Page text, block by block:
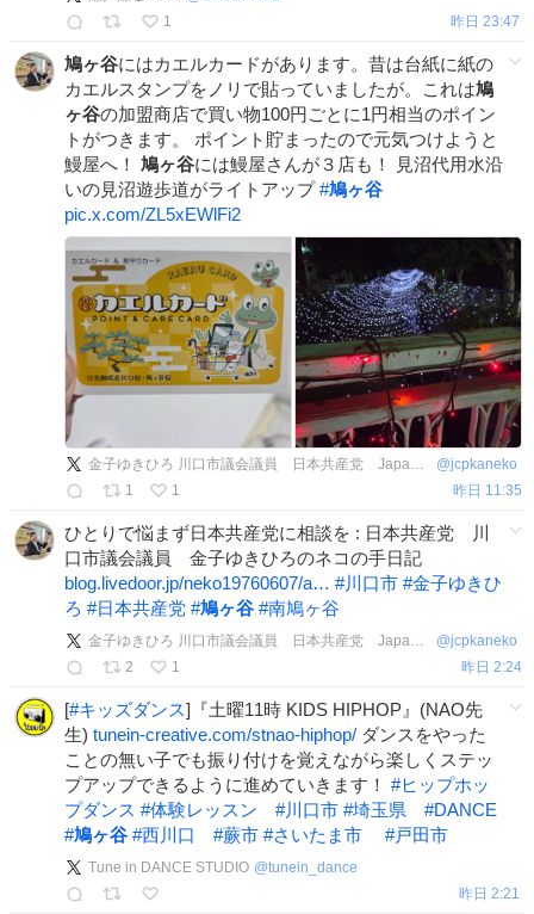
1
昨日 23:47
鳩ヶ谷にはカエルカードがあります。昔は台紙に紙の
カエルスタンプをノリで貼っていましたが。これは鳩
ヶ谷の加盟商店で買い物100円ごとに1円相当のポイン
トがつきます。 ポイント貯まったので元気つけようと
鰻屋へ！ 鳩ヶ谷には鰻屋さんが３店も！ 見沼代用水沿
いの見沼遊歩道がライトアップ#鳩ヶ谷
pic.x.com/ZL5xEWlFi2
金子ゆきひろ 川口市議会議員 日本共産党 Japanese Communist Party @jcpkaneko
1
1 昨日 11:35
ひとりで悩まず日本共産党に相談を : 日本共産党 川
口市議会議員 金子ゆきひろのネコの手日記
blog.livedoor.jp/neko19760607/a… #川口市 #金子ゆきひ
ろ #日本共産党 #鳩ヶ谷 #南鳩ヶ谷
金子ゆきひろ 川口市議会議員 日本共産党 Japanese Communist Party @jcpkaneko
2
1 昨日 2:24
[#キッズダンス]『土曜11時 KIDS HIPHOP』(NAO先
生) tunein-creative.com/stnao-hiphop/ ダンスをやった
ことの無い子でも振り付けを覚えながら楽しくステッ
プアップできるように進めていきます！ #ヒップホッ
プダンス #体験レッスン #川口市 #埼玉県 #DANCE
#鳩ヶ谷 #西川口 #蕨市 #さいたま市 #戸田市
Tune in DANCE STUDIO @tunein_dance
昨日 2:21